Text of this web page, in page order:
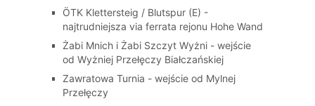
ÖTK Klettersteig / Blutspur (E) -
najtrudniejsza via ferrata rejonu Hohe Wand
Żabi Mnich i Żabi Szczyt Wyżni - wejście
od Wyżniej Przełęczy Białczańskiej
Zawratowa Turnia - wejście od Mylnej
Przełęczy